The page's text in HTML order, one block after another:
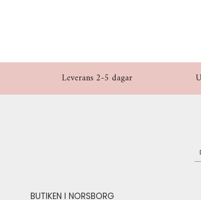
Leverans 2-5 dagar
BUTIKEN I NORSBORG